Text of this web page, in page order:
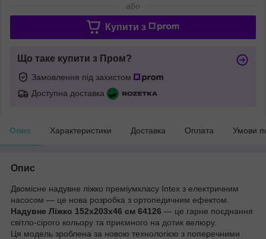
або
Купити з
Що таке купити з Пром?
Замовлення під захистом
Доступна доставка
Опис Характеристики Доставка Оплата Умови
Опис
Двомісне надувне ліжко преміумкласу Intex з електричним
насосом — це нова розробка з ортопедичним ефектом.
Надувне Ліжко 152х203х46 см 64126 — це гарне поєднання
світло-сірого кольору та приємного на дотик велюру.
Ця модель зроблена за новою технологією з поперечними